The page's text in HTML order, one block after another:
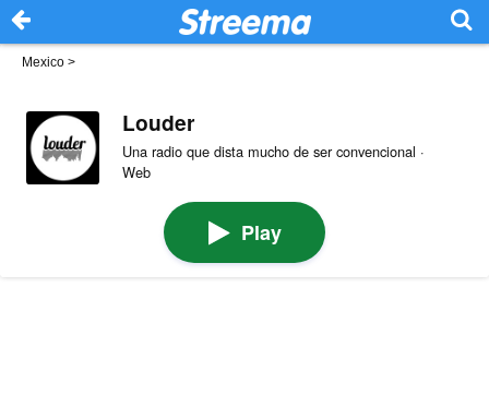
Mexico >
Louder
Una radio que dista mucho de ser convencional ·
Web
Play